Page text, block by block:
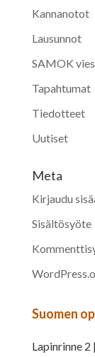
Kannanotot
Lausunnot
SAMOK
Tapahtumat
Tiedotteet
Uutiset
Meta
Kirjaudu
Sisältösyöte
Suomen
Lapinrinne